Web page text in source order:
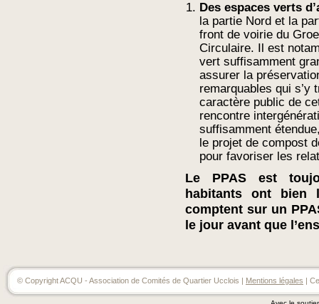
Des espaces verts
la partie Nord et la
front de voirie du
Circulaire. Il est
vert suffisamment
assurer la
remarquables qui s’y
caractère public de
rencontre
suffisamment
le projet de compost
pour favoriser les
Le PPAS est
habitants ont bien
comptent sur un
le jour avant que
© Copyright ACQU - Association de Comités de Quartier Ucclois | Mentions légales |